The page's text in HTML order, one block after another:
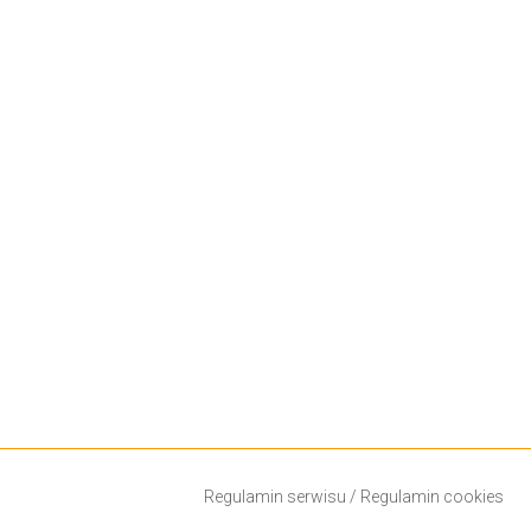
Regulamin serwisu / Regulamin cookies